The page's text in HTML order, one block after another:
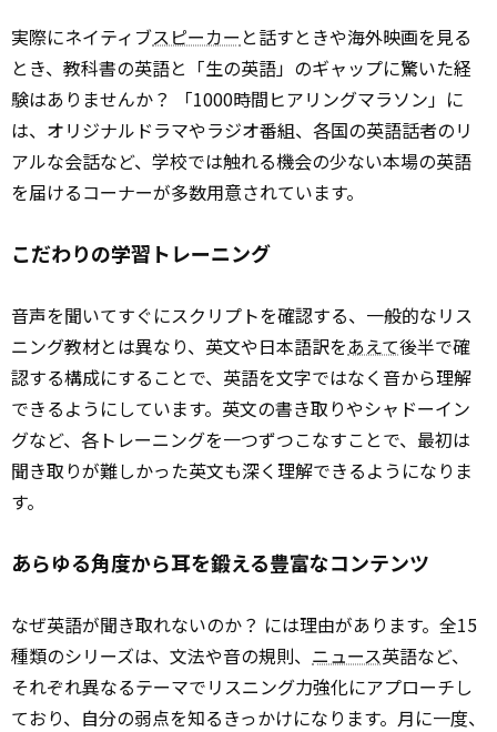
実際にネイティブスピーカー と話すときや海外映画を見る
とき、教科書の英語と「生の英語」のギャップに驚いた経
験はありませんか？ 「1000時間ヒアリングマラソン」に
は、オリジナルドラマやラジオ番組、各国の英語話者のリ
アルな会話など、学校では触れる機会の少ない本場の英語
を届けるコーナーが多数用意されています。
こだわりの学習トレーニング
音声を聞いてすぐにスクリプトを確認する、一般的なリス
ニング教材とは異なり、英文や日本語訳をあえて後半で確
認する構成にすることで、英語を文字ではなく音から理解
できるようにしています。英文の書き取りやシャドーイン
グなど、各トレーニングを一つずつこなすことで、最初は
聞き取りが難しかった英文も深く理解できるようになりま
す。
あらゆる角度から耳を鍛える豊富なコンテンツ
なぜ英語が聞き取れないのか？ には理由があります。全15
種類のシリーズは、文法や音の規則、 ニュース英語など、
それぞれ異なるテーマでリスニング力強化にアプローチし
ており、自分の弱点を知るきっかけになります。月に一度、